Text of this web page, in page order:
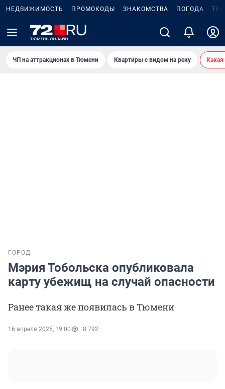
НЕДВИЖИМОСТЬ ПРОМОКОДЫ ЗНАКОМСТВА ПОГОДА
ЧП на аттракционах в Тюмени Квартиры с видом на реку
ГОРОД
Мэрия Тобольска опубликовала
карту убежищ на случай опасности
Ранее такая же появилась в Тюмени
16 апреля 2025, 19:00 8 792